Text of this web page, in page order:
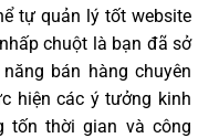
tự quản lý tốt website
chuột là bạn đã sở
bán hàng chuyên
hiện các ý tưởng kinh
tốn thời gian và công